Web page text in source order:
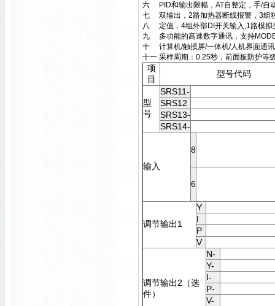
六 PID和输出限幅，AT自整定，手/自
七 双输出，2路加热器断线报警，3组
八 定值，4组外部DI开关输入,1路模拟
九 多功能的高速数字通讯，支持
十 计算机/触摸屏/一体机/人机界面通
十一 采样周期：0.25秒，前面板防护等
项
目
型号代码
型
号
SRS11-
SRS12
SRS13-
SRS14-
输入
8
6
调节输出1
Y
I
P
V
调节输出2（选
件）
N-
Y-
I-
P-
V-